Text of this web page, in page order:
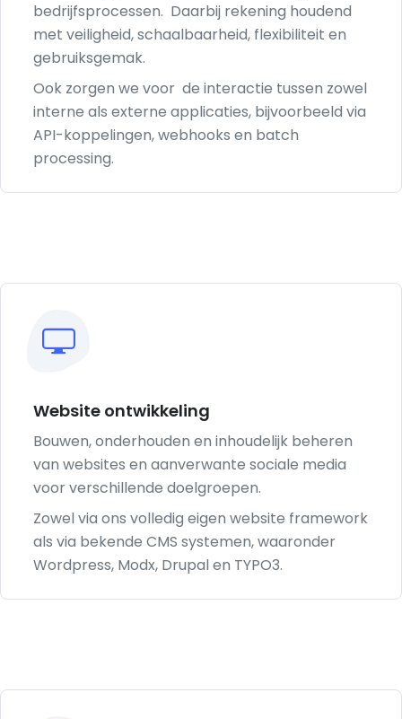
bedrijfsprocessen. Daarbij rekening houdend
met veiligheid, schaalbaarheid, flexibiliteit en
gebruiksgemak.
Ook zorgen we voor de interactie tussen zowel
interne als externe applicaties, bijvoorbeeld via
API-koppelingen, webhooks en batch
processing.
Website ontwikkeling
Bouwen, onderhouden en inhoudelijk beheren
van websites en aanverwante sociale media
voor verschillende doelgroepen.
Zowel via ons volledig eigen website framework
als via bekende CMS systemen, waaronder
Wordpress, Modx, Drupal en TYPO3.